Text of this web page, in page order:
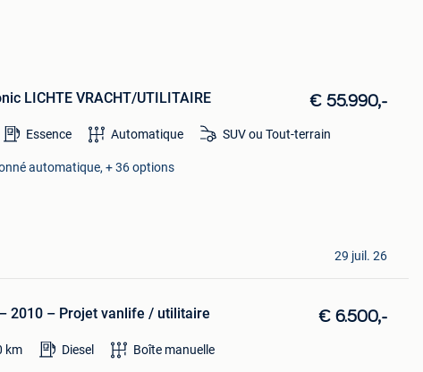
LICHTE VRACHT/UTILITAIRE € 55.990,-
Essence Automatique SUV ou Tout-terrain
automatique, + 36 options
29 juil. 26
2010 – Projet vanlife / utilitaire € 6.500,-
km Diesel Boîte manuelle